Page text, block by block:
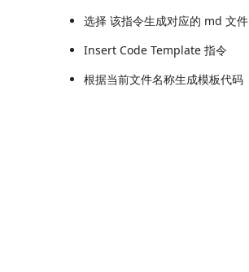
选择 该指令生成对应的 md 文件
Insert Code Template 指令
根据当前文件名称生成模板代码